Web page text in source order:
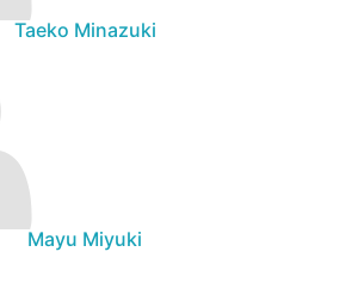
Taeko Minazuki
Mayu Miyuki